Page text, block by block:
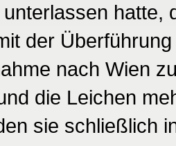
hatte,
der
nach Wien
die Leichen
sie schließlich